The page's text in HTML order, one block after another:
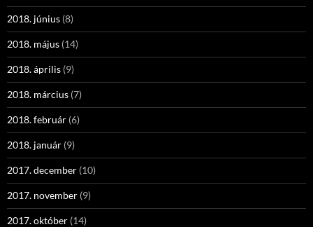
2018. június (8)
2018. május (14)
2018. április (9)
2018. március (7)
2018. február (6)
2018. január (9)
2017. december (10)
2017. november (9)
2017. október (14)